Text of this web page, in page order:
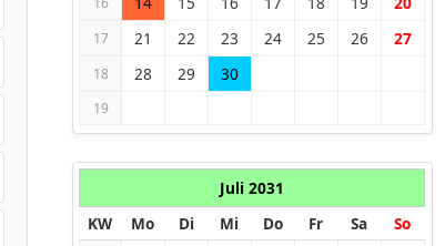
17 21 22 23 24 25 26 27
18 28 29 30
19
Juli 2031
KW
Mo Di Mi Do Fr Sa So